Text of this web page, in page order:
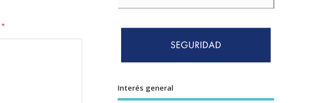
*
Interés general